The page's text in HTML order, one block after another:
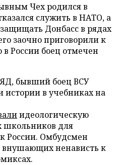
Чех родился в
служить в НАТО, а
Донбасс в рядах
заочно приговорили к
России боец отмечен
бывший боец ВСУ
истории в учебниках на
идеологическую
школьников для
России. Омбудсмен
внушающих ненависть к